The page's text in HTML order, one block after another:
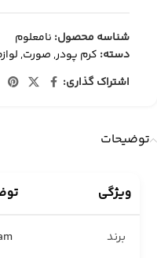
شناسه محصول: نامعلوم
دسته: کرم پودر,صورت,
اشتراک گذاری:
توضیحات
ویژگی
برند